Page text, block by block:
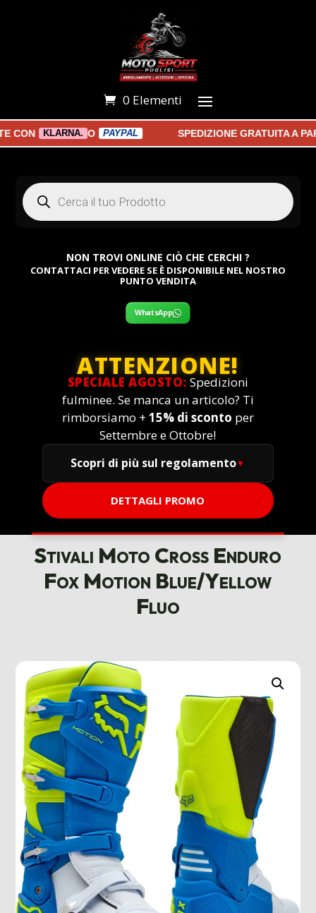
0 Elementi
KLARNA. O PAYPAL SPEDIZIONE GRATUITA A
Products
search
NON TROVI ONLINE CIÒ CHE CERCHI ?
CONTATTACI PER VEDERE SE È DISPONIBILE NEL NOSTRO
PUNTO VENDITA
WhatsApp
ATTENZIONE!
SPECIALE AGOSTO: Spedizioni
fulminee. Se manca un articolo? Ti
rimborsiamo + 15% di sconto per
Settembre e Ottobre!
Scopri di più sul regolamento
DETTAGLI PROMO
Stivali Moto Cross Enduro
Fox Motion Blue/Yellow
Fluo